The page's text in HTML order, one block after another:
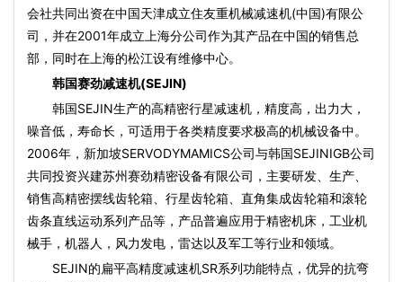
会社共同出资在中国天津成立住友重机械减速机(中国)有限公
司，并在2001年成立上海分公司作为其产品在中国的销售总
部，同时在上海的松江设有维修中心。
韩国赛劲减速机(SEJIN)
韩国SEJIN生产的高精密行星减速机，精度高，出力大，
噪音低，寿命长，可适用于各类精度要求极高的机械设备中。
2006年，新加坡SERVODYMAMICS公司与韩国SEJINIGB公司
共同投资兴建苏州赛劲精密设备有限公司，主要研发、生产、
销售高精密摆线齿轮箱、行星齿轮箱、直角集成齿轮箱和滚轮
齿条直线运动系列产品等，产品普遍应用于精密机床，工业机
械手，机器人，风力发电，雷达以及军工等行业和领域。
SEJIN的扁平高精度减速机SR系列功能特点，优异的抗弯